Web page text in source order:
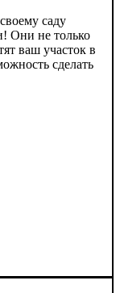
саду
Они не только
ваш участок в
сделать